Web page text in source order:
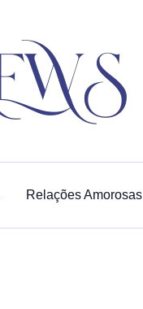
Relações Amorosas